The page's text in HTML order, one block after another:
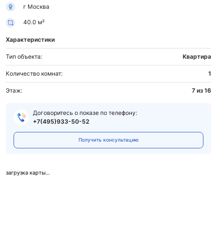
г Москва
40.0 м²
Характеристики
Тип объекта: Квартира
Количество комнат: 1
Этаж: 7 из 16
Договоритесь о показе по телефону:
+7(495)933-50-52
Получить консультацию
загрузка карты...